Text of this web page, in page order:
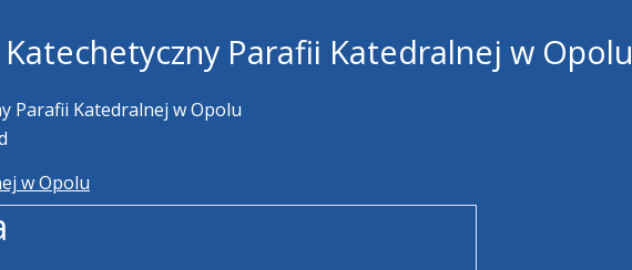
Parafii Katedralnej w Opolu
Parafii Katedralnej w Opolu
w Opolu